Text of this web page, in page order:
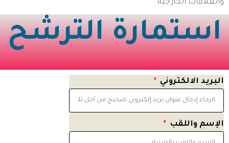
والعلاقات الخارجية
استمارة الترشح
البريد الالكتروني
الإسم واللقب